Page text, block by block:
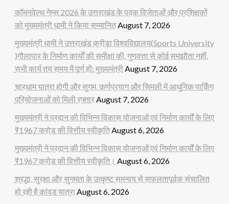
कॉमनवेल्थ गेम्स 2026 के उत्तराखंड के पदक विजेताओं और प्रशिक्षकों
को मुख्यमंत्री धामी ने किया सम्मानितAugust 7, 2026
मुख्यमंत्री धामी ने उत्तराखंड क्रीड़ा विश्वविद्यालय(Sports University
)गौलापार के निर्माण कार्यों की समीक्षा की, गुणवत्ता से कोई समझौता नहीं,
सभी कार्य तय समय में पूर्ण हों: मुख्यमंत्रीAugust 7, 2026
चारधाम यात्रा होगी और सुगम, कर्णप्रयाग और सिमली में आधुनिक पार्किंग
परियोजनाओं को मिली रफ्तारAugust 7, 2026
मुख्यमंत्री ने प्रदान की विभिन्न विकास योजनाओं एवं निर्माण कार्यों के लिए
₹1967 करोड़ की वित्तीय स्वीकृतिAugust 6, 2026
मुख्यमंत्री ने प्रदान की विभिन्न विकास योजनाओं एवं निर्माण कार्यों के लिए
₹1967 करोड़ की वित्तीय स्वीकृति। August 6, 2026
श्रद्धा, सुरक्षा और सुगमता के उत्कृष्ट समन्वय से सफलतापूर्वक संचालित
हो रही है कांवड़ यात्राAugust 6, 2026